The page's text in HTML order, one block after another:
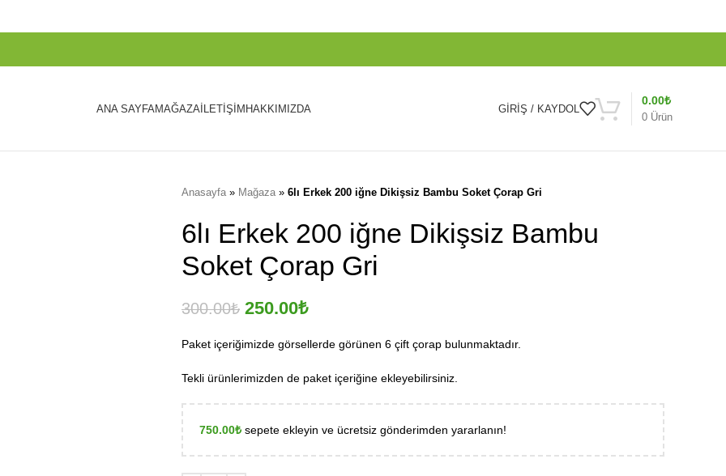
ANA SAYFAMAĞAZAİLETIŞIMHAKKIMIZDA GIRIŞ / KAYDOL
0 Ürün
0.00₺
Anasayfa » Mağaza » 6lı Erkek 200 iğne Dikişsiz Bambu Soket Çorap Gri
6lı Erkek 200 iğne Dikişsiz Bambu
Soket Çorap Gri
300.00₺ 250.00₺
Paket içeriğimizde görsellerde görünen 6 çift çorap bulunmaktadır.
Tekli ürünlerimizden de paket içeriğine ekleyebilirsiniz.
750.00₺ sepete ekleyin ve ücretsiz gönderimden yararlanın!